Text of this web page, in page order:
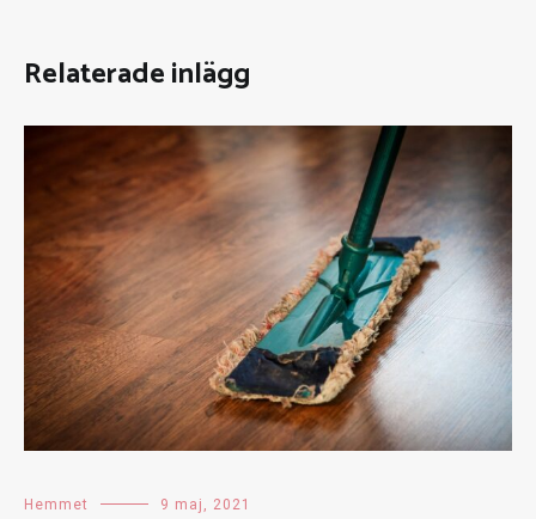
Relaterade inlägg
Hemmet 9 maj, 2021